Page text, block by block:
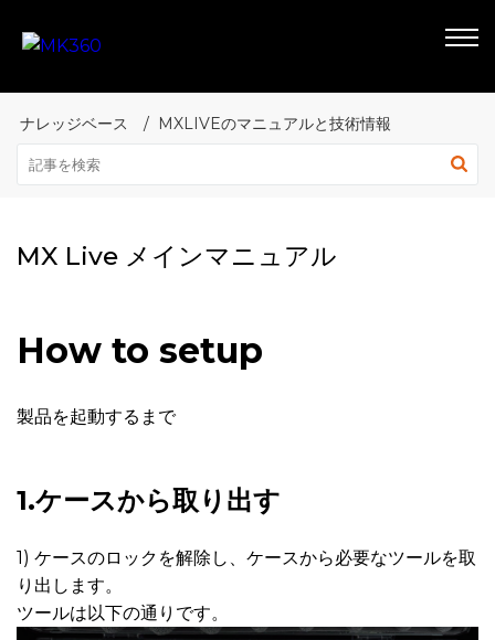
ナレッジベース MXLIVEのマニュアルと技術情報
MX Live メインマニュアル
How to setup
製品を起動するまで
1.ケースから取り出す
1) ケースのロックを解除し、ケースから必要なツールを取
り出します。
ツールは以下の通りです。